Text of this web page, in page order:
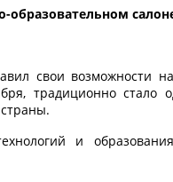
свои возможности
традиционно стало
и